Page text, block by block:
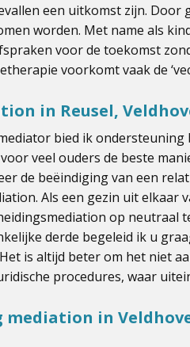
een uitkomst zijn.
worden. Met name als
voor de toekomst
voorkomt vaak de
in Reusel,
bied ik
veel ouders de beste
de beëindiging van een
Als een gezin uit
op neutraal
derde begeleid ik u
is altijd beter om het niet
procedures, waar
mediation in